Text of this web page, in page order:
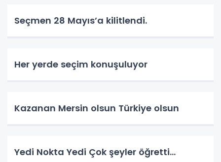
Seçmen 28 Mayıs’a kilitlendi.
Her yerde seçim konuşuluyor
Kazanan Mersin olsun Türkiye olsun
Yedi Nokta Yedi Çok şeyler öğretti…